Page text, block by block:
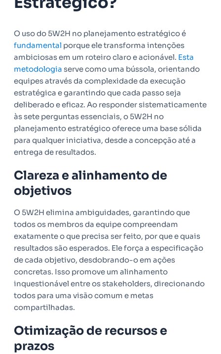
O uso do 5W2H no planejamento estratégico é
fundamental porque ele transforma intenções
ambiciosas em um roteiro claro e acionável. Esta
metodologia serve como uma bússola, orientando
equipes através da complexidade da execução
estratégica e garantindo que cada passo seja
deliberado e eficaz. Ao responder sistematicamente
às sete perguntas essenciais, o 5W2H no
planejamento estratégico oferece uma base sólida
para qualquer iniciativa, desde a concepção até a
entrega de resultados.
Clareza e alinhamento de
objetivos
O 5W2H elimina ambiguidades, garantindo que
todos os membros da equipe compreendam
exatamente o que precisa ser feito, por que e quais
resultados são esperados. Ele força a especificação
de cada objetivo, desdobrando-o em ações
concretas. Isso promove um alinhamento
inquestionável entre os stakeholders, direcionando
todos para uma visão comum e metas
compartilhadas.
Otimização de recursos e
prazos